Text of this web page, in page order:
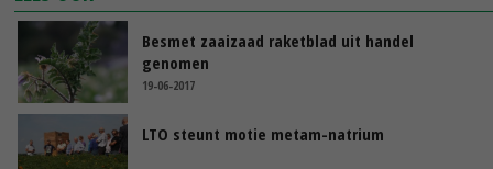
Besmet zaaizaad raketblad uit handel
genomen
19-06-2017
LTO steunt motie metam-natrium